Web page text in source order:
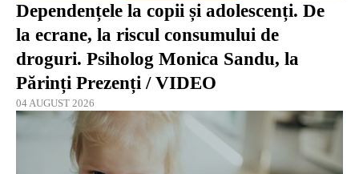
Dependențele la copii și adolescenți. De
la ecrane, la riscul consumului de
droguri. Psiholog Monica Sandu, la
Părinți Prezenți / VIDEO
04 AUGUST 2026